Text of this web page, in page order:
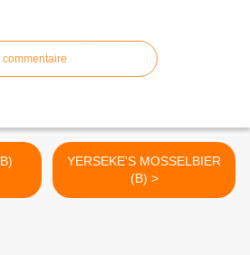
YERSEKE'S MOSSELBIER
(B) >